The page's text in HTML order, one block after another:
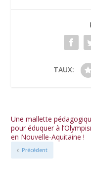
TAUX:
Une mallette
pour éduquer à
en Nouvelle-Aquitaine !
Précédent